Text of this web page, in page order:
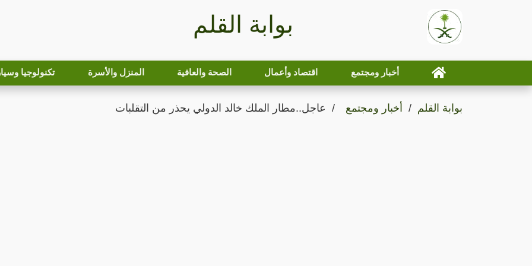
بوابة القلم
أخبار ومجتمع اقتصاد وأعمال الصحة والعافية المنزل والأسرة تكنولوجيا
بوابة القلم أخبار ومجتمع عاجل..مطار الملك خالد الدولي يحذر من التقلبات